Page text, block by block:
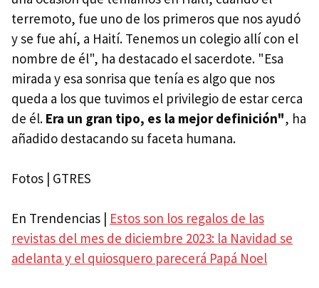
terremoto, fue uno de los primeros que nos ayudó
y se fue ahí, a Haití. Tenemos un colegio allí con el
nombre de él", ha destacado el sacerdote. "Esa
mirada y esa sonrisa que tenía es algo que nos
queda a los que tuvimos el privilegio de estar cerca
de él. Era un gran tipo, es la mejor definición", ha
añadido destacando su faceta humana.
Fotos | GTRES
En Trendencias | Estos son los regalos de las
revistas del mes de diciembre 2023: la Navidad se
adelanta y el quiosquero parecerá Papá Noel